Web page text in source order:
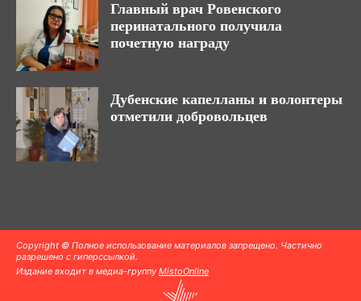
Главный врач Ровенского
перинатального получила
почетную награду
Дубенские капелланы и волонтеры
отметили добровольцев
Copyright © Полное использование материалов запрещено. Частично
разрешено с гиперссылкой.
Издание входит в медиа-группу MistoOnline